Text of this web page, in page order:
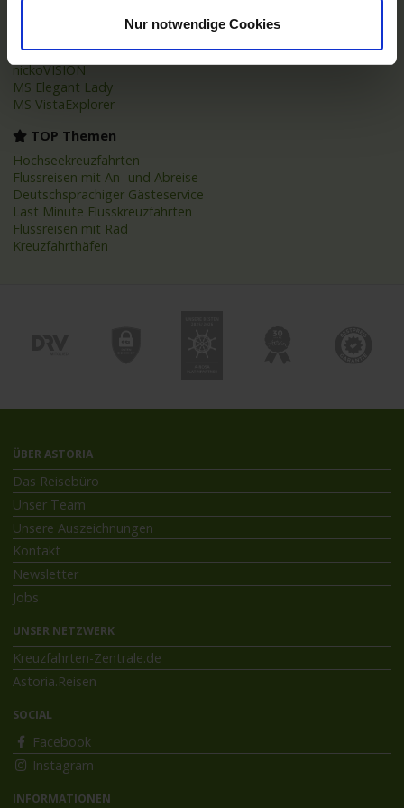
Nur notwendige Cookies
A-ROSA Aqua
nickoVISION
MS Elegant Lady
MS VistaExplorer
TOP Themen
Hochseekreuzfahrten
Flussreisen mit An- und Abreise
Deutschsprachiger Gästeservice
Last Minute Flusskreuzfahrten
Flussreisen mit Rad
Kreuzfahrthäfen
ÜBER ASTORIA
Das Reisebüro
Unser Team
Unsere Auszeichnungen
Kontakt
Newsletter
Jobs
UNSER NETZWERK
Kreuzfahrten-Zentrale.de
Astoria.Reisen
SOCIAL
Facebook
Instagram
INFORMATIONEN